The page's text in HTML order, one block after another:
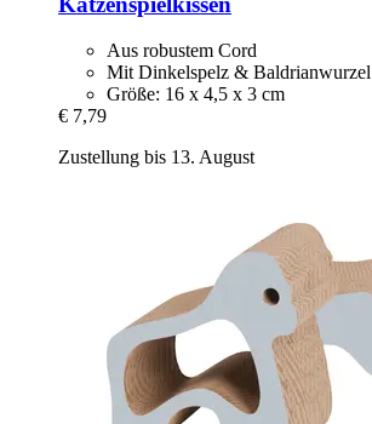
Aus robustem Cord
Mit Dinkelspelz & Baldrianwurzel
Größe: 16 x 4,5 x 3 cm
€ 7,79
Zustellung bis 13. August